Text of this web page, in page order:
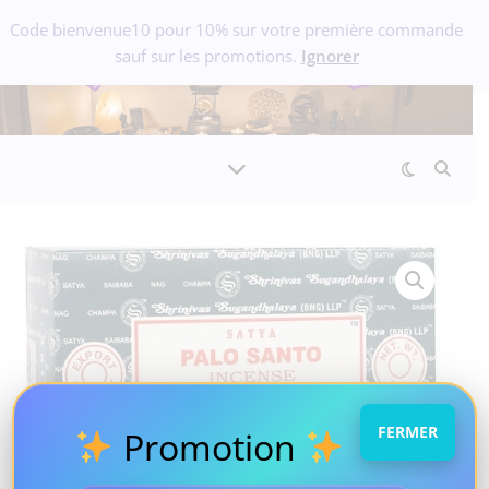
Code bienvenue10 pour 10% sur votre première commande
sauf sur les promotions. Ignorer
Promotion FERMER